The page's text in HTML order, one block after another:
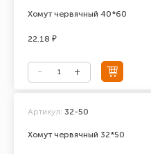
Хомут червячный 40*60
22.18 ₽
Хомут червячный 32*50
Артикул: 32-50